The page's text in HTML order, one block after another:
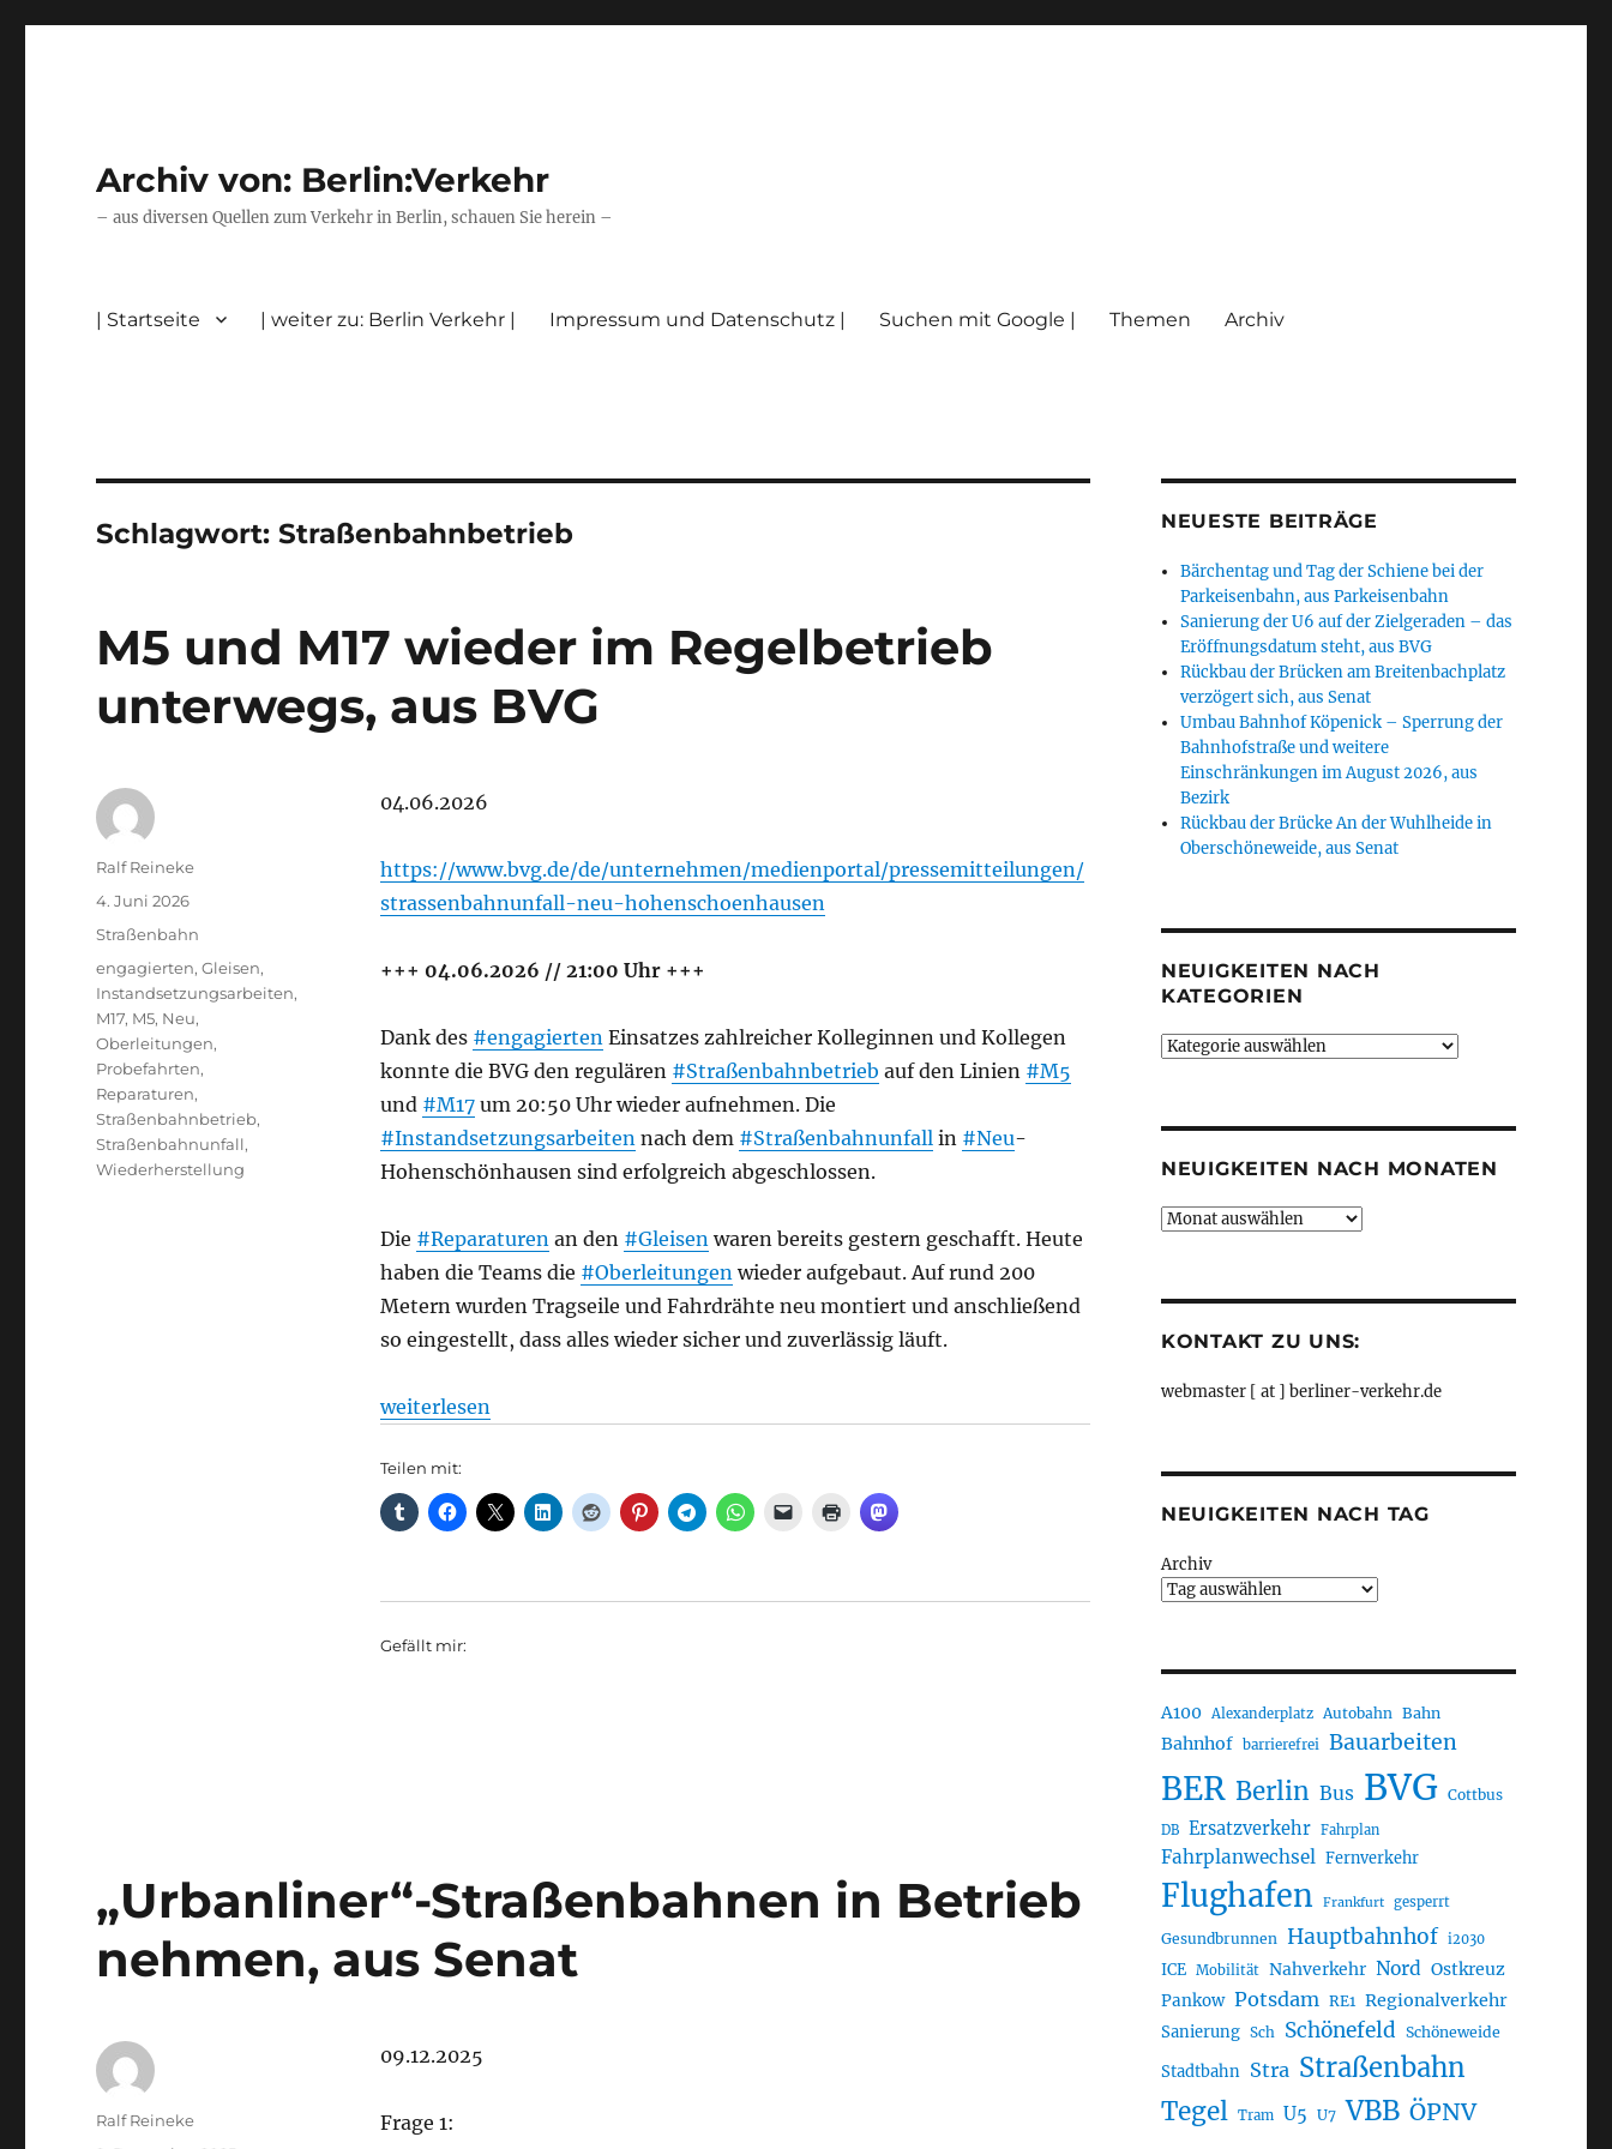
Archiv von: Berlin:Verkehr
– aus diversen Quellen zum Verkehr in Berlin, schauen Sie herein –
| Startseite | weiter zu: Berlin Verkehr | Impressum und Datenschutz | Suchen mit Google | Themen Archiv
Schlagwort:Straßenbahnbetrieb
M5 und M17 wieder im Regelbetrieb
unterwegs, aus BVG
04.06.2026
https://www.bvg.de/de/unternehmen/medienportal/pressemitteilungen/
strassenbahnunfall-neu-hohenschoenhausen
+++ 04.06.2026 // 21:00 Uhr +++
Dank des #engagiertenEinsatzes zahlreicher Kolleginnen und Kollegen
konnte die BVG den regulären #Straßenbahnbetrieb auf den Linien #M5
und #M17um 20:50 Uhr wieder aufnehmen. Die
#Instandsetzungsarbeitennach dem #Straßenbahnunfallin #Neu-
Hohenschönhausen sind erfolgreich abgeschlossen.
Die #Reparaturenan den #Gleisenwaren bereits gestern geschafft. Heute
haben die Teams die #Oberleitungenwieder aufgebaut. Auf rund 200
Metern wurden Tragseile und Fahrdrähte neu montiert und anschließend
so eingestellt, dass alles wieder sicher und zuverlässig läuft.
„M5 und M17 wieder im Regelbetrieb unterwegs, aus BVG“
weiterlesen
Teilen mit:
Gefällt mir:
Autor
Ralf Reineke
Veröffentlicht
4. Juni 2026
Kategorien
Straßenbahn
Schlagwörter
engagierten,Gleisen,
Instandsetzungsarbeiten,
M17, M5, Neu,
Oberleitungen,
Probefahrten,
Reparaturen,
Straßenbahnbetrieb,
Straßenbahnunfall,
Wiederherstellung
„Urbanliner“-Straßenbahnen in Betrieb
nehmen, aus Senat
09.12.2025
Frage 1:
Autor
Ralf Reineke
NEUESTE BEITRÄGE
Bärchentag und Tag der Schiene bei der
Parkeisenbahn, aus Parkeisenbahn
Sanierung der U6 auf der Zielgeraden – das
Eröffnungsdatum steht, aus BVG
Rückbau der Brücken am Breitenbachplatz
verzögert sich, aus Senat
Umbau Bahnhof Köpenick – Sperrung der
Bahnhofstraße und weitere
Einschränkungen im August 2026, aus
Bezirk
Rückbau der Brücke An der Wuhlheide in
Oberschöneweide, aus Senat
NEUIGKEITEN NACH
KATEGORIEN
Neuigkeiten
NEUIGKEITEN NACH MONATEN
Neuigkeiten
KONTAKT ZU UNS:
webmaster [ at ] berliner-verkehr.de
NEUIGKEITEN NACH TAG
Archiv
A100 Alexanderplatz Autobahn Bahn
Bahnhof barrierefrei Bauarbeiten
BER Berlin Bus BVG Cottbus
DB Ersatzverkehr Fahrplan
Fahrplanwechsel Fernverkehr
Flughafen Frankfurt gesperrt
Gesundbrunnen Hauptbahnhof i2030
ICE Mobilität Nahverkehr Nord Ostkreuz
Pankow Potsdam RE1 Regionalverkehr
Sanierung Sch Schönefeld Schöneweide
Stadtbahn Stra Straßenbahn
Tegel Tram U5 U7 VBB ÖPNV